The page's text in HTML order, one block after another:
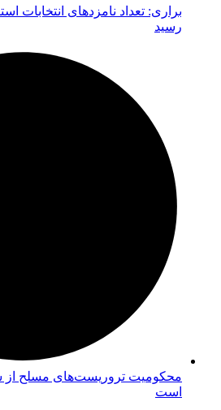
رسید
محکومیت تروریست‌های مسلح از
است